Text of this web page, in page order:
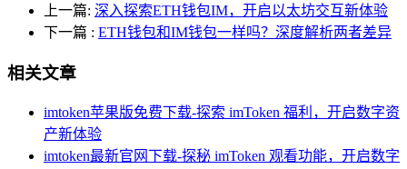
上一篇: 深入探索ETH钱包IM，开启以太坊交互新体验
下一篇 : ETH钱包和IM钱包一样吗？深度解析两者差异
相关文章
imtoken苹果版免费下载-探索 imToken 福利，开启数字资
产新体验
imtoken最新官网下载-探秘 imToken 观看功能，开启数字